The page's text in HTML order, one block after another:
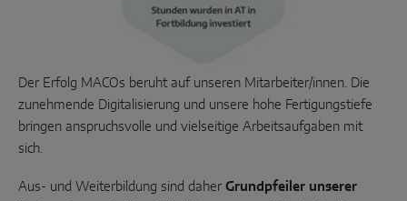
TÜRLÖSUNGEN
Instinct by MACO
Der Erfolg MACOs beruht auf unseren Mitarbeiter/innen. Die
zunehmende Digitalisierung und unsere hohe Fertigungstiefe
bringen anspruchsvolle und vielseitige Arbeitsaufgaben mit
sich.
Aus- und Weiterbildung sind daher Grundpfeiler unserer